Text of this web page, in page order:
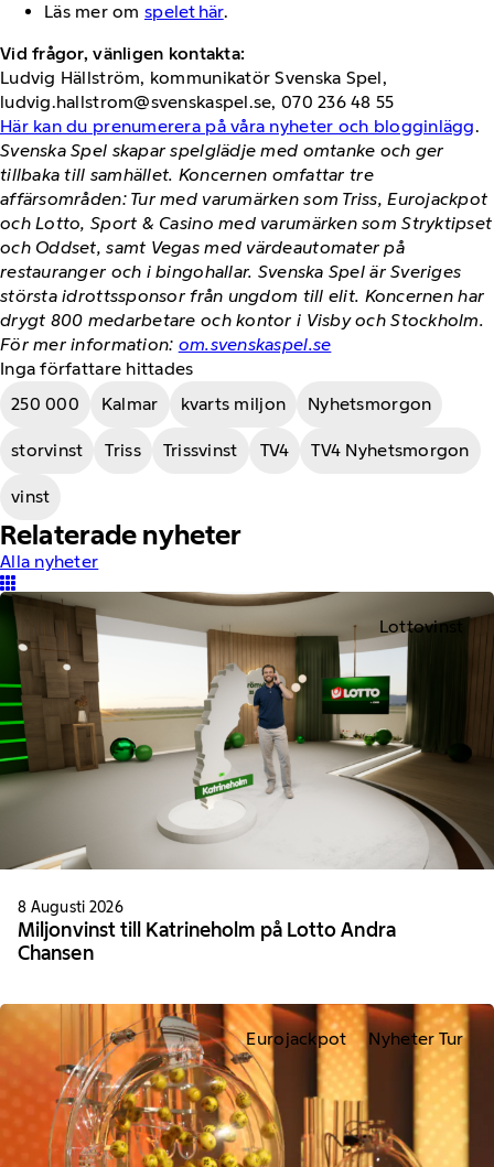
Läs mer om spelet här.
Vid frågor, vänligen kontakta:
Ludvig Hällström, kommunikatör Svenska Spel,
ludvig.hallstrom@svenskaspel.se, 070 236 48 55
Här kan du prenumerera på våra nyheter och blogginlägg.
Svenska Spel skapar spelglädje med omtanke och ger
tillbaka till samhället. Koncernen omfattar tre
affärsområden: Tur med varumärken som Triss, Eurojackpot
och Lotto, Sport & Casino med varumärken som Stryktipset
och Oddset, samt Vegas med värdeautomater på
restauranger och i bingohallar. Svenska Spel är Sveriges
största idrottssponsor från ungdom till elit. Koncernen har
drygt 800 medarbetare och kontor i Visby och Stockholm.
För mer information: om.svenskaspel.se
Inga författare hittades
250 000
Kalmar kvarts miljon Nyhetsmorgon
storvinst Triss Trissvinst TV4 TV4 Nyhetsmorgon
vinst
Relaterade nyheter
Alla nyheter
Lottovinst
8 Augusti 2026
Miljonvinst till Katrineholm på Lotto Andra
Chansen
Eurojackpot Nyheter Tur